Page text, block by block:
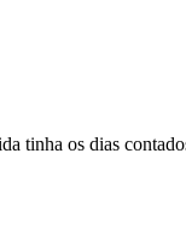
tinha os dias